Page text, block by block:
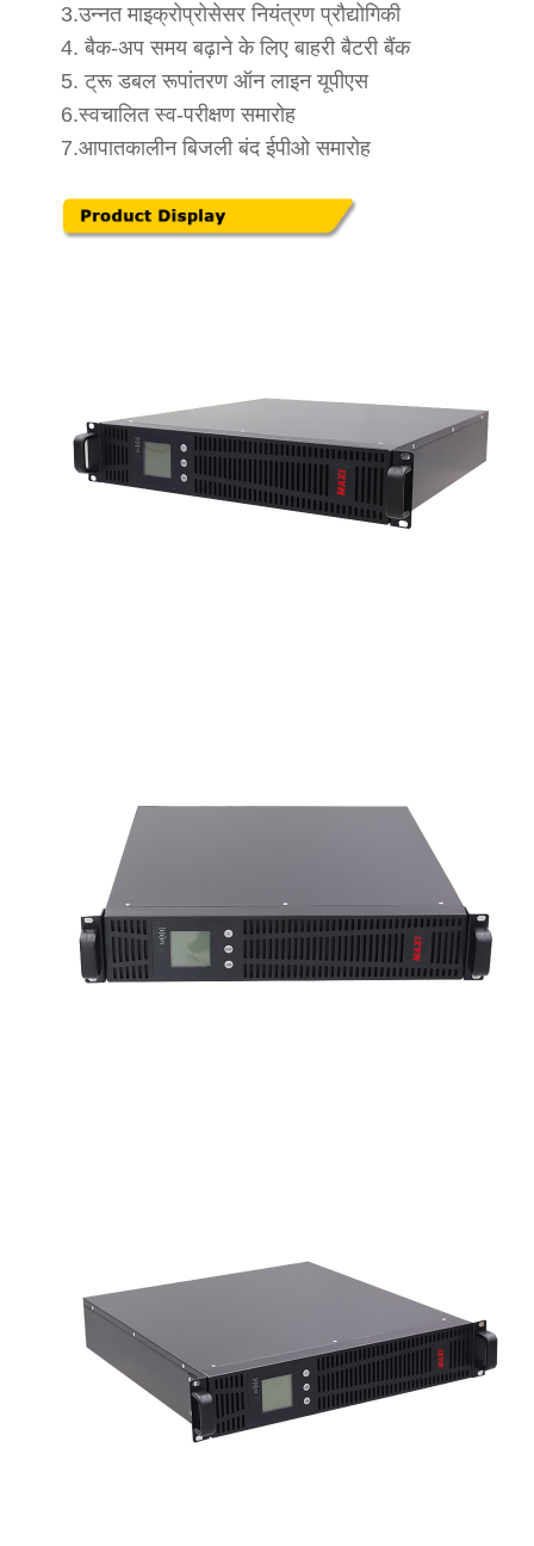
3.उन्नत माइक्रोप्रोसेसर नियंत्रण प्रौद्योगिकी
4. बैक-अप समय बढ़ाने के लिए बाहरी बैटरी बैंक
5. ट्रू डबल रूपांतरण ऑन लाइन यूपीएस
6.स्वचालित स्व-परीक्षण समारोह
7.आपातकालीन बिजली बंद ईपीओ समारोह